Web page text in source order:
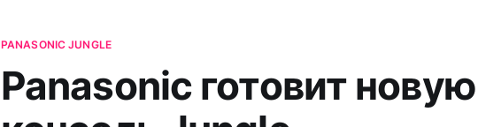
PANASONIC JUNGLE
Panasonic готовит новую